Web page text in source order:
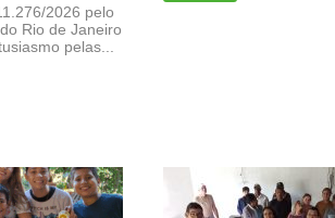
2026 pelo
Rio de Janeiro
pelas...